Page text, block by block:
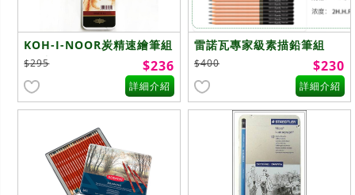
KOH-I-NOOR炭精速繪筆組
6色入
$295 $236
詳細介紹
雷諾瓦專家級素描鉛筆組
$400 $230
詳細介紹